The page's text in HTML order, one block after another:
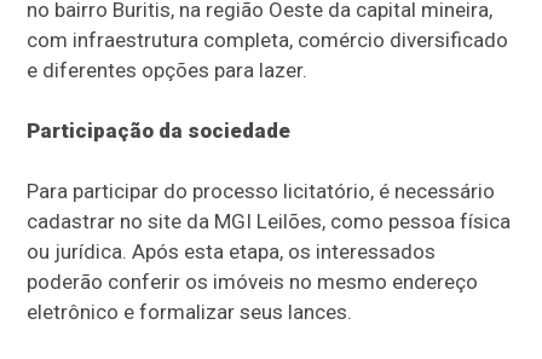
no bairro Buritis, na região Oeste da capital mineira,
com infraestrutura completa, comércio diversificado
e diferentes opções para lazer.
Participação da sociedade
Para participar do processo licitatório, é necessário
cadastrar no site da MGI Leilões, como pessoa física
ou jurídica. Após esta etapa, os interessados
poderão conferir os imóveis no mesmo endereço
eletrônico e formalizar seus lances.